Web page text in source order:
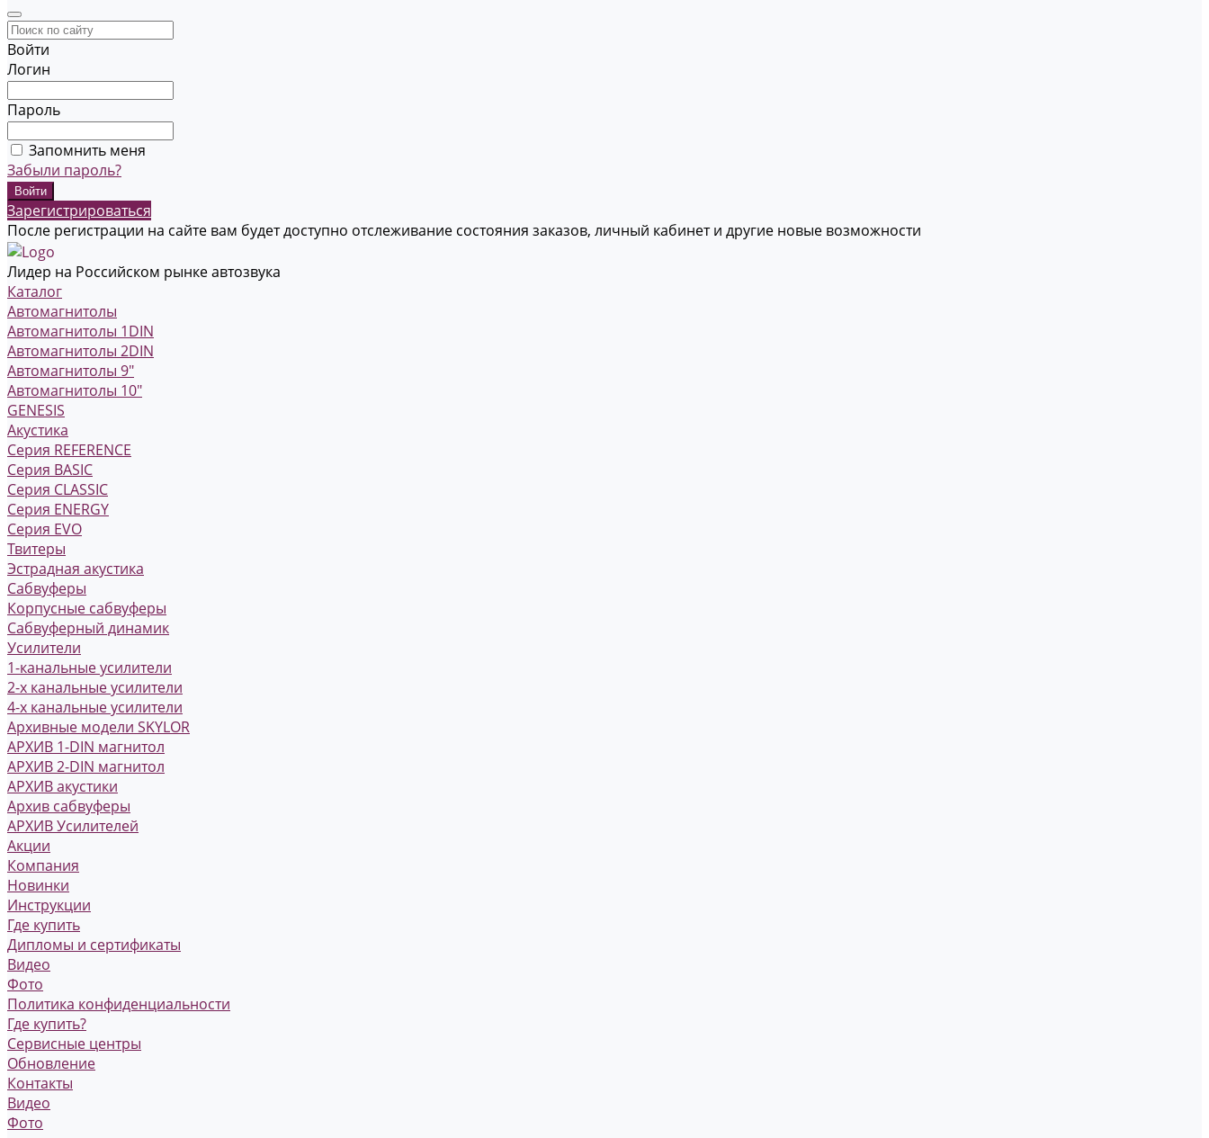
Войти
Логин
Пароль
Запомнить меня
Забыли пароль?
Зарегистрироваться
После регистрации на сайте вам будет доступно отслеживание состояния заказов, личный кабинет и другие новые возможности
Лидер на Российском рынке автозвука
Каталог
Автомагнитолы
Автомагнитолы 1DIN
Автомагнитолы 2DIN
Автомагнитолы 9"
Автомагнитолы 10"
GENESIS
Акустика
Серия REFERENCE
Серия BASIC
Серия CLASSIC
Серия ENERGY
Серия EVO
Твитеры
Эстрадная акустика
Сабвуферы
Корпусные сабвуферы
Сабвуферный динамик
Усилители
1-канальные усилители
2-х канальные усилители
4-х канальные усилители
Архивные модели SKYLOR
АРХИВ 1-DIN магнитол
АРХИВ 2-DIN магнитол
АРХИВ акустики
Архив сабвуферы
АРХИВ Усилителей
Акции
Компания
Новинки
Инструкции
Где купить
Дипломы и сертификаты
Видео
Фото
Политика конфиденциальности
Где купить?
Сервисные центры
Обновление
Контакты
Видео
Фото